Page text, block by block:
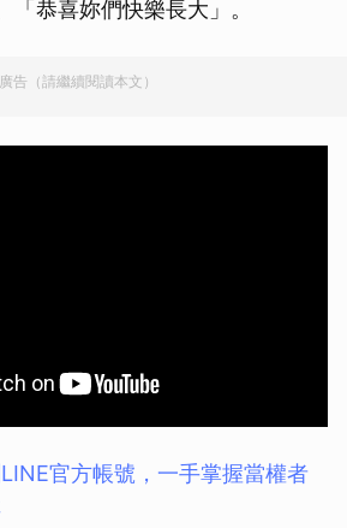
「恭喜妳們快樂長大」。
廣告（請繼續閱讀本文）
官方帳號，一手掌握當權者